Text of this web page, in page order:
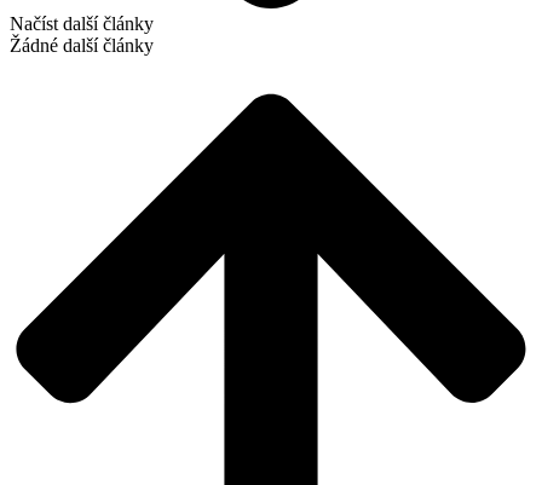
Načíst další články
Žádné další články